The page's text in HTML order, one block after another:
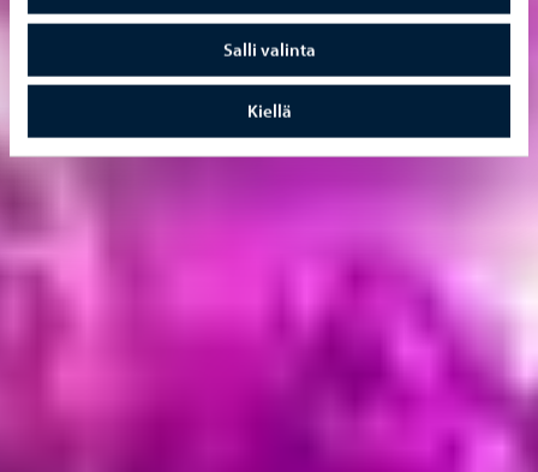
Salli valinta
Kiellä